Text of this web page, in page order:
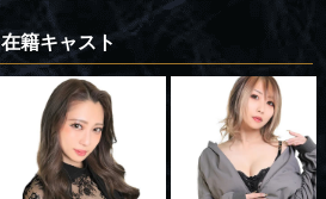
在籍キャスト